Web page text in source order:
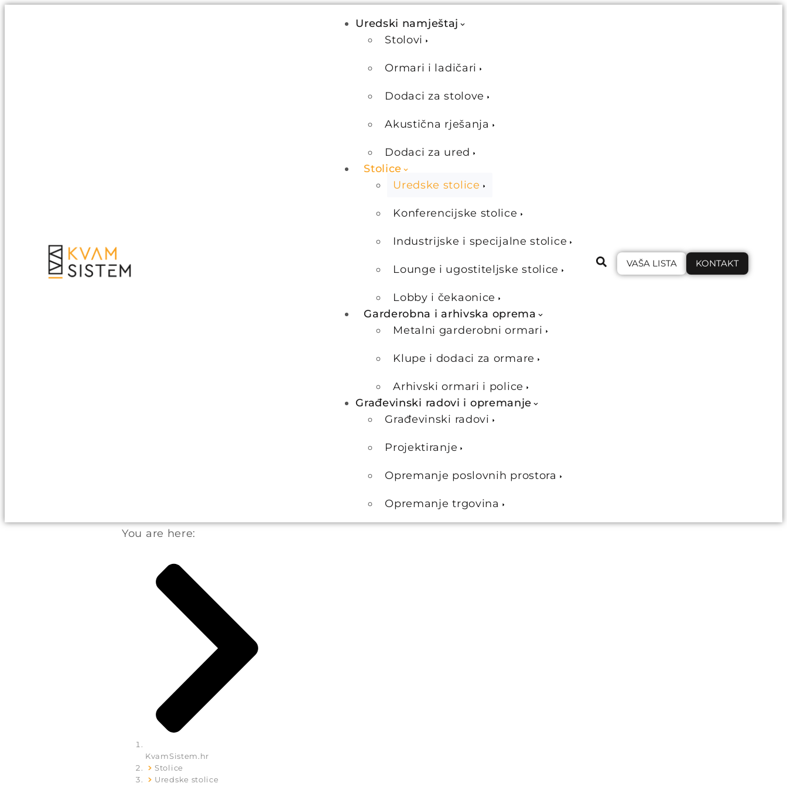
Uredski namještaj
Stolovi
Ormari i ladičari
Dodaci za stolove
Akustična rješanja
Dodaci za ured
Stolice
Uredske stolice
Konferencijske stolice
Industrijske i specijalne stolice
Lounge i ugostiteljske stolice
Lobby i čekaonice
Garderobna i arhivska oprema
Metalni garderobni ormari
Klupe i dodaci za ormare
Arhivski ormari i police
Građevinski radovi i opremanje
Građevinski radovi
Projektiranje
Opremanje poslovnih prostora
Opremanje trgovina
VAŠA LISTA KONTAKT
You are here:
KvamSistem.hr
Stolice
Uredske stolice